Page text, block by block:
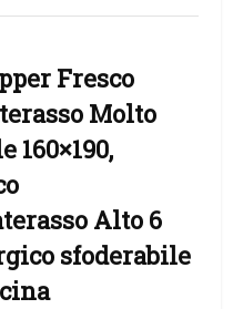
Fresco
Molto
Alto 6
sfoderabile